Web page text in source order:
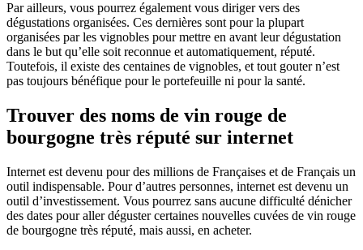
Par ailleurs, vous pourrez également vous diriger vers des
dégustations organisées. Ces dernières sont pour la plupart
organisées par les vignobles pour mettre en avant leur dégustation
dans le but qu’elle soit reconnue et automatiquement, réputé.
Toutefois, il existe des centaines de vignobles, et tout gouter n’est
pas toujours bénéfique pour le portefeuille ni pour la santé.
Trouver des noms de vin rouge de
bourgogne très réputé sur internet
Internet est devenu pour des millions de Françaises et de Français un
outil indispensable. Pour d’autres personnes, internet est devenu un
outil d’investissement. Vous pourrez sans aucune difficulté dénicher
des dates pour aller déguster certaines nouvelles cuvées de vin rouge
de bourgogne très réputé, mais aussi, en acheter.